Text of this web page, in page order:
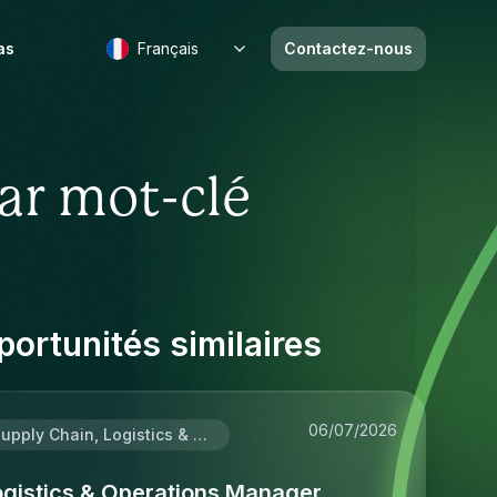
Français Contactez-nous
mot-clé
similaires
Supply Chain, Logistics & Procurement 06/07/2026